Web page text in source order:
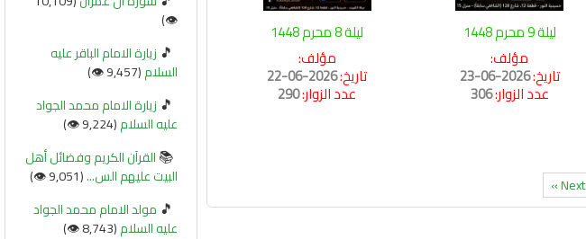
ليلة 9 محرم 1448
مؤلف:
تاريخ:2026-06-23
عدد الزوار:306
ليلة 8 محرم 1448
مؤلف:
تاريخ:2026-06-22
عدد الزوار:290
Next »
👁️)
🎵 زيارة الامام الباقر عليه
السلام(9,457 👁️)
🎵 زيارة الامام محمد الجواد
عليه السلام(9,224 👁️)
📚القرآن الكريم وفضائل أهل
البيت عليهم الس...(9,051 👁️)
🎵 مولد الامام محمد الجواد
عليه السلام(8,743 👁️)